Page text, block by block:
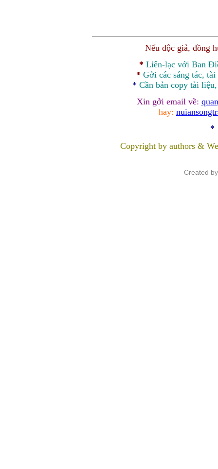
Nếu độc giả, đồng
* Liên-lạc với Ban
* Gởi các sáng tác,
* Cần bản copy tài
Xin gởi email về:
hay:
*
Copyright by authors &
Created